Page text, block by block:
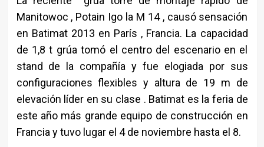
Manitowoc , Potain Igo la M 14 , causó sensación
en Batimat 2013 en París , Francia. La capacidad
de 1,8 t grúa tomó el centro del escenario en el
stand de la compañía y fue elogiada por sus
configuraciones flexibles y altura de 19 m de
elevación líder en su clase . Batimat es la feria de
este año más grande equipo de construcción en
Francia y tuvo lugar el 4 de noviembre hasta el 8.